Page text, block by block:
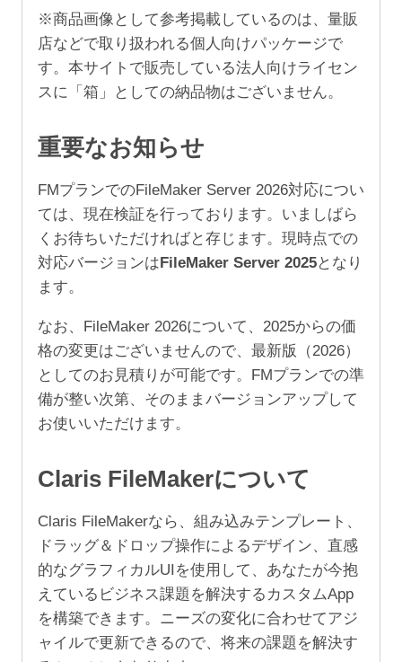
ラ
イ
セ
ン
追
加
3
年
（1-
49
ユ
ザ）
個
※商品画像として参考掲載しているのは、量販
店などで取り扱われる個人向けパッケージで
す。本サイトで販売している法人向けライセン
スに「箱」としての納品物はございません。
重要なお知らせ
FMプランでのFileMaker Server 2026対応につい
ては、現在検証を行っております。いましばら
くお待ちいただければと存じます。現時点での
対応バージョンは FileMaker Server 2025となり
ます。
なお、FileMaker 2026について、2025からの価
格の変更はございませんので、最新版（2026）
としてのお見積りが可能です。FMプランでの準
備が整い次第、そのままバージョンアップして
お使いいただけます。
Claris FileMakerについて
Claris FileMakerなら、組み込みテンプレート、
ドラッグ＆ドロップ操作によるデザイン、直感
的なグラフィカルUIを使用して、あなたが今抱
えているビジネス課題を解決するカスタムApp
を構築できます。ニーズの変化に合わせてアジ
ャイルで更新できるので、将来の課題を解決す